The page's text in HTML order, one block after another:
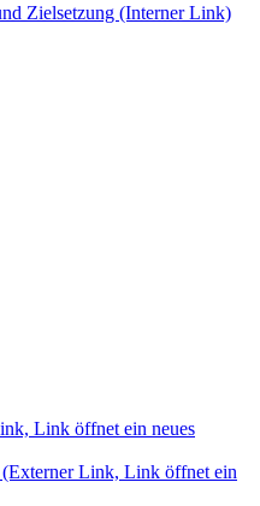
Zielsetzung (Interner Link)
Link öffnet ein neues
(Externer Link, Link öffnet ein